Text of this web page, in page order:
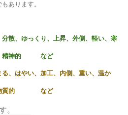
あります。
散、ゆっくり、上昇、外側、軽い、寒
精神的 など
、はやい、加工、内側、重い、温か
物質的 など
。